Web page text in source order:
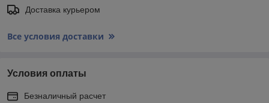
Доставка курьером
Все условия доставки
Условия оплаты
Безналичный расчет